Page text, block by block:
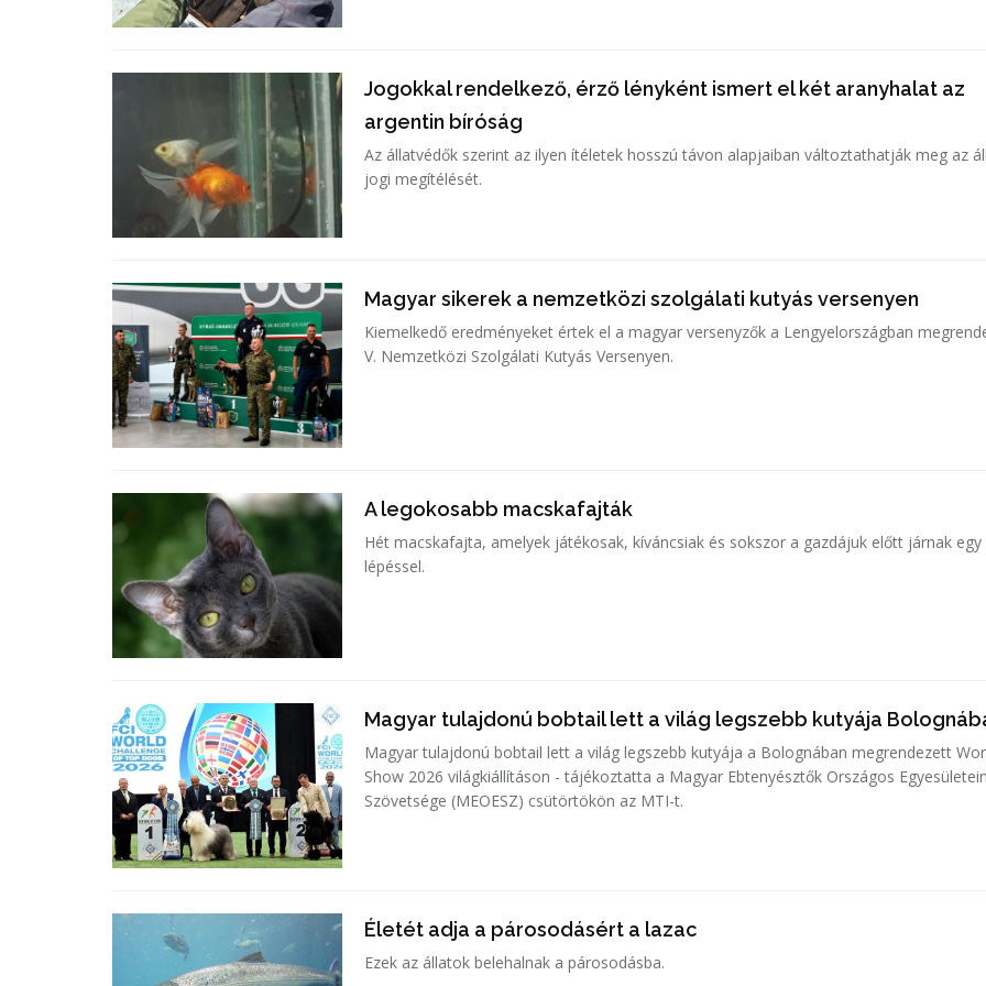
Jogokkal rendelkező, érző lényként ismert el két aranyhalat az
argentin bíróság
Az állatvédők szerint az ilyen ítéletek hosszú távon alapjaiban változtathatják meg az
jogi megítélését.
Magyar sikerek a nemzetközi szolgálati kutyás versenyen
Kiemelkedő eredményeket értek el a magyar versenyzők a Lengyelországban
V. Nemzetközi Szolgálati Kutyás Versenyen.
A legokosabb macskafajták
Hét macskafajta, amelyek játékosak, kíváncsiak és sokszor a gazdájuk előtt járnak egy
lépéssel.
Magyar tulajdonú bobtail lett a világ legszebb kutyája
Magyar tulajdonú bobtail lett a világ legszebb kutyája a Bolognában megrendezett
Show 2026 világkiállításon - tájékoztatta a Magyar Ebtenyésztők Országos
Szövetsége (MEOESZ) csütörtökön az MTI-t.
Életét adja a párosodásért a lazac
Ezek az állatok belehalnak a párosodásba.